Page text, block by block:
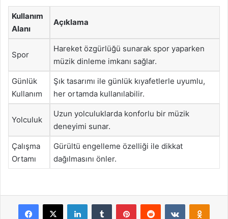
Kullanım
Alanı
Açıklama
Spor
Hareket özgürlüğü sunarak spor yaparken
müzik dinleme imkanı sağlar.
Günlük
Kullanım
Şık tasarımı ile günlük kıyafetlerle uyumlu,
her ortamda kullanılabilir.
Yolculuk
Uzun yolculuklarda konforlu bir müzik
deneyimi sunar.
Çalışma
Ortamı
Gürültü engelleme özelliği ile dikkat
dağılmasını önler.
Facebook
X LinkedInTumblr PinterestReddit VKontakte